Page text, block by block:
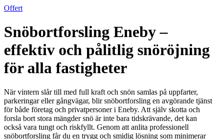
Offert
Snöbortforsling Eneby –
effektiv och pålitlig snöröjning
för alla fastigheter
När vintern slår till med full kraft och snön samlas på uppfarter,
parkeringar eller gångvägar, blir snöbortforsling en avgörande tjänst
för både företag och privatpersoner i Eneby. Att själv skotta och
forsla bort stora mängder snö är inte bara tidskrävande, det kan
också vara tungt och riskfyllt. Genom att anlita professionell
snöbortforsling får du en trygg och smidig lösning som minimerar